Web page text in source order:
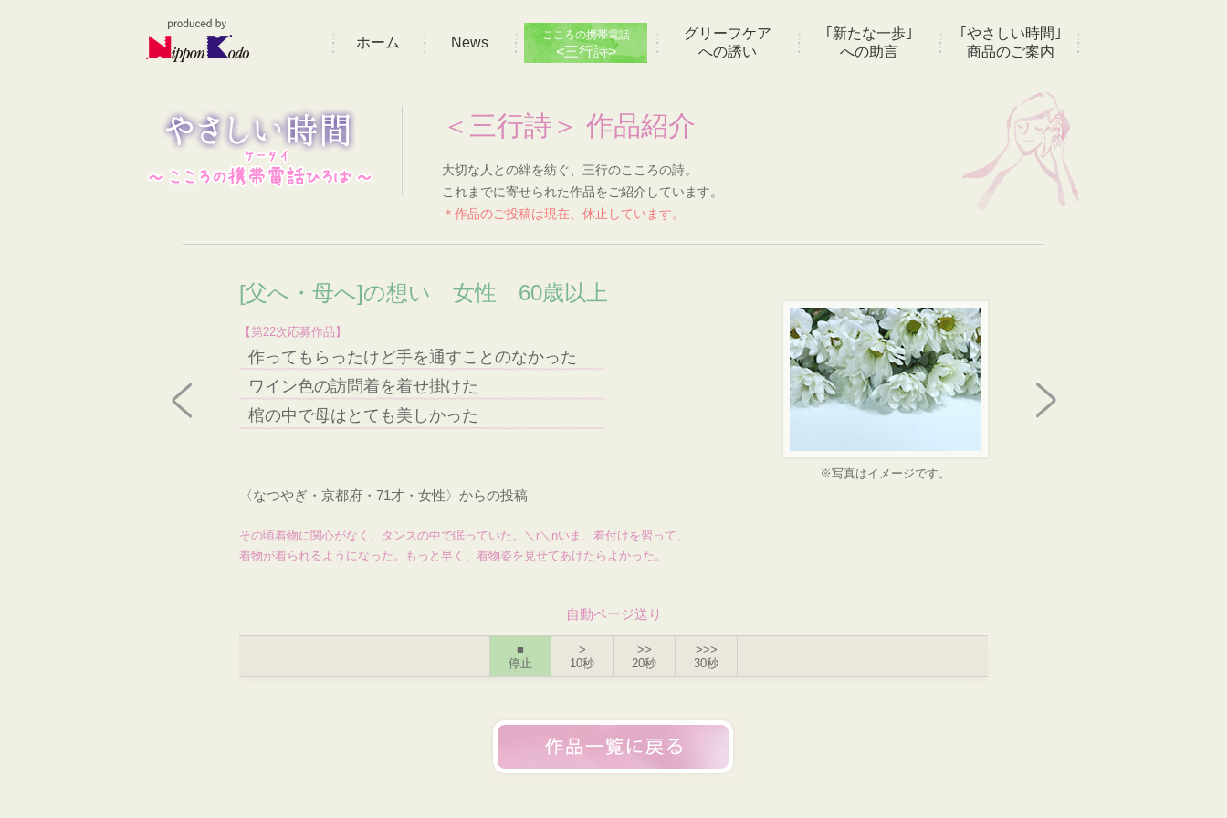
ホーム News こころの携帯電話
<三行詩>
グリーフケア
への誘い
｢新たな一歩｣
への助言
｢やさしい時間｣
商品のご案内
＜三行詩＞ 作品紹介
大切な人との絆を紡ぐ、三行のこころの詩。
これまでに寄せられた作品をご紹介しています。
＊作品のご投稿は現在、休止しています。
[父へ・母へ]の想い 女性 60歳以上
【第22次応募作品】
作ってもらったけど手を通すことのなかった
ワイン色の訪問着を着せ掛けた
棺の中で母はとても美しかった
※写真はイメージです。
〈なつやぎ・京都府・71才・女性〉からの投稿
その頃着物に関心がなく、タンスの中で眠っていた。＼r＼nいま、着付けを習って、
着物が着られるようになった。もっと早く、着物姿を見せてあげたらよかった。
自動ページ送り
■
停止
>
10秒
>>
20秒
>>>
30秒